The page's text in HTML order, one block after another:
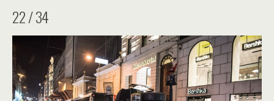
22 / 34